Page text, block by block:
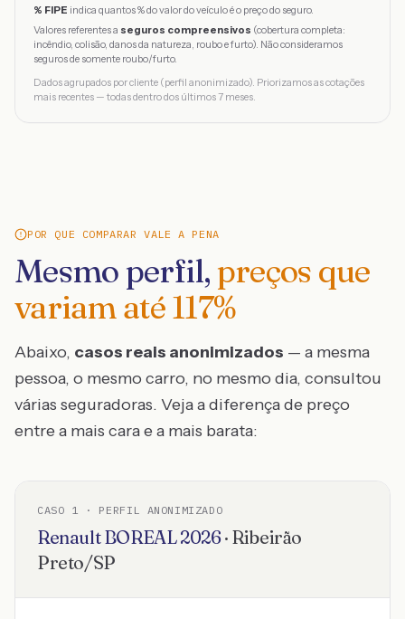
% FIPE indica quantos % do valor do veículo é o preço do seguro.
Valores referentes a seguros compreensivos (cobertura completa:
incêndio, colisão, danos da natureza, roubo e furto). Não consideramos
seguros de somente roubo/furto.
Dados agrupados por cliente (perfil anonimizado). Priorizamos as cotações
mais recentes — todas dentro dos últimos 7 meses.
POR QUE COMPARAR VALE A PENA
Mesmo perfil, preços que
variam até117%
Abaixo, casos reais anonimizados — a mesma
pessoa, o mesmo carro, no mesmo dia, consultou
várias seguradoras. Veja a diferença de preço
entre a mais cara e a mais barata:
CASO 1 · PERFIL ANONIMIZADO
RenaultBOREAL2026· Ribeirão
Preto/SP